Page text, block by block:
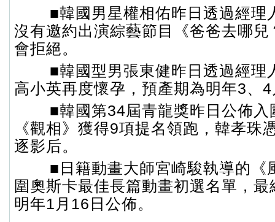
■韓國男星權相佑昨日透過經理
沒有邀約出演綜藝節目《爸爸去哪
會拒絕。
■韓國型男張東健昨日透過經理
高小英再度懷孕，預產期為明年3、
■韓國第34屆青龍獎昨日公佈入
《觀相》獲得9項提名領跑，韓孝珠
逐影后。
■日籍動畫大師宮崎駿執導的《
圍奧斯卡最佳長篇動畫初選名單，
明年1月16日公佈。